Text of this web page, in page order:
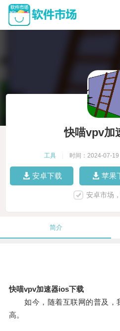
快喵vpv加
工具 时间：2024-07-19
安卓下载 苹果
安卓市场
简介
快喵vpv加速器ios下载
如今，随着互联网的普及，
高。